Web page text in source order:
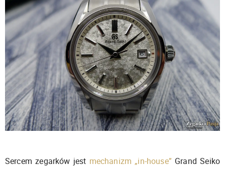
Sercem zegarków jest mechanizm „in-house” Grand Seiko